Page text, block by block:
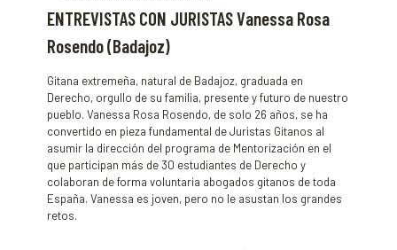
ENTREVISTAS CON JURISTAS Vanessa Rosa
Rosendo (Badajoz)
Gitana extremeña, natural de Badajoz, graduada en
Derecho, orgullo de su familia, presente y futuro de nuestro
pueblo. Vanessa Rosa Rosendo, de solo 26 años, se ha
convertido en pieza fundamental de Juristas Gitanos al
asumir la dirección del programa de Mentorización en el
que participan más de 30 estudiantes de Derecho y
colaboran de forma voluntaria abogados gitanos de toda
España. Vanessa es joven, pero no le asustan los grandes
retos.